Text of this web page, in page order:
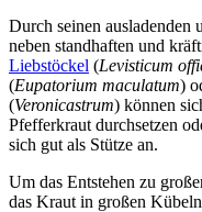
Durch seinen ausladenden
neben standhaften und
Liebstöckel (Levisticum
(Eupatorium maculatum)
(Veronicastrum) können
Pfefferkraut durchsetzen
sich gut als Stütze an.
Um das Entstehen zu
das Kraut in großen